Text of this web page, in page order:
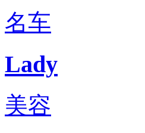
名车
Lady
美容